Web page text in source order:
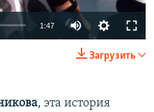
1:47
Загрузить
, эта история